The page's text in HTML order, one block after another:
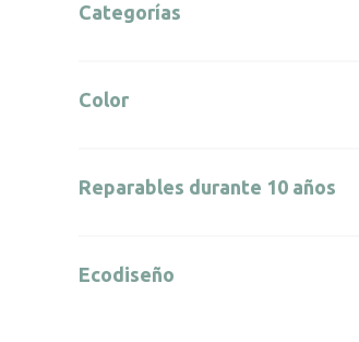
Categorías
Color
Reparables durante 10 años
Ecodiseño